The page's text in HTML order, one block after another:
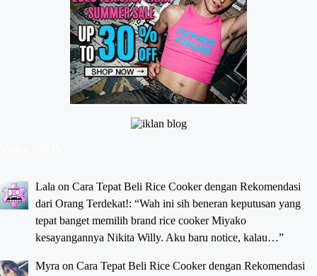
Lala on Cara Tepat Beli Rice Cooker dengan Rekomendasi
dari Orang Terdekat!: “Wah ini sih beneran keputusan yang
tepat banget memilih brand rice cooker Miyako
kesayangannya Nikita Willy. Aku baru notice, kalau…”
Myra on Cara Tepat Beli Rice Cooker dengan Rekomendasi